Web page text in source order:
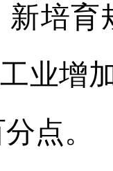
新培育
业增
点。